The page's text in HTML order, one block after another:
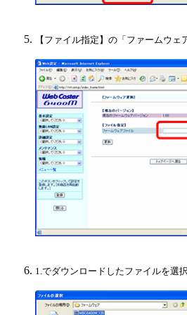
【ファイル指定】の「ファームウ
1.でダウンロードしたファイルを選択